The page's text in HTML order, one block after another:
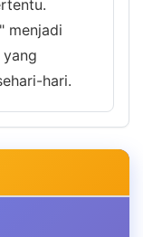
menjadi
hari.